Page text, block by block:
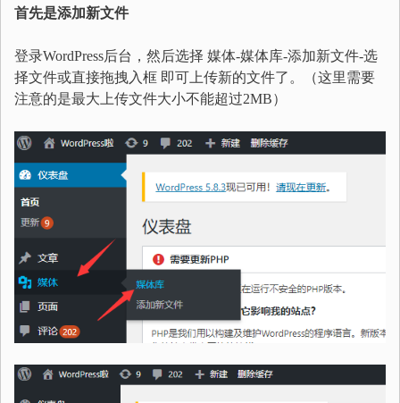
首先是添加新文件
登录WordPress后台，然后选择 媒体-媒体库-添加新文件-选
择文件或直接拖拽入框 即可上传新的文件了。（这里需要
注意的是最大上传文件大小不能超过2MB）